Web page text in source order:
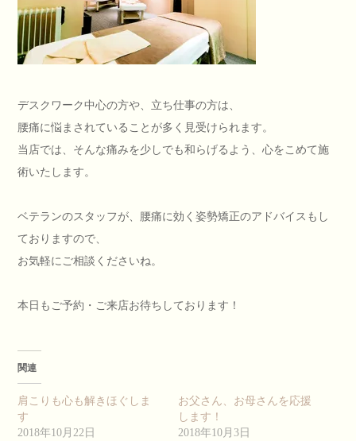
デスクワーク中心の方や、立ち仕事の方は、
腰痛に悩まされていることが多く見受けられます。
当店では、そんな痛みを少しでも和らげるよう、心をこめて施
術いたします。
ベテランのスタッフが、腰痛に効く姿勢矯正のアドバイスもし
ておりますので、
お気軽にご相談くださいね。
本日もご予約・ご来店お待ちしております！
関連
肩こりも心も解きほぐしま
す
2018年10月22日
お父さん、お母さんを応援
します！
2018年10月3日